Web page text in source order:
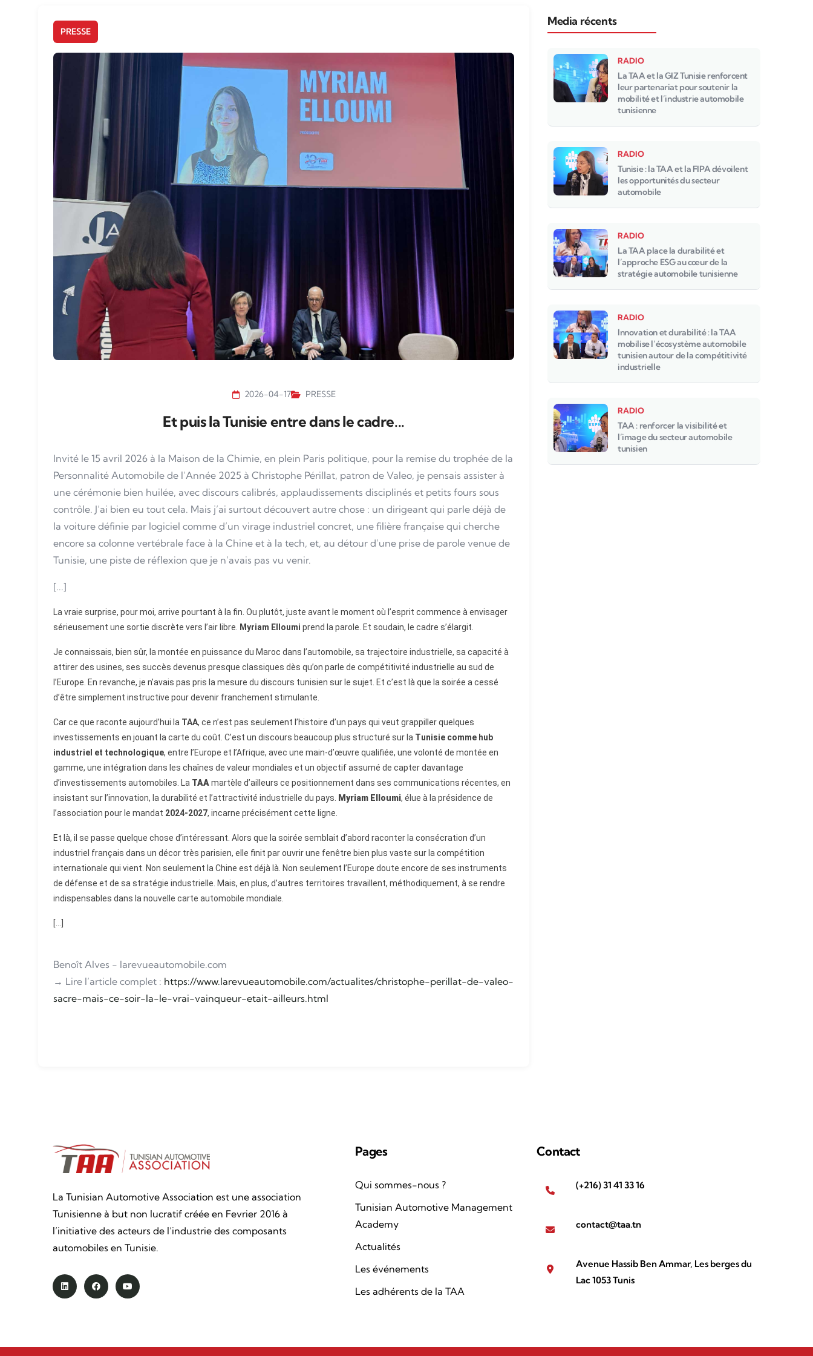
PRESSE
2026-04-17 PRESSE
Et puis la Tunisie entre dans le cadre...
Invité le 15 avril 2026 à la Maison de la Chimie, en plein Paris politique, pour la remise du trophée de la
Personnalité Automobile de l’Année 2025 à Christophe Périllat, patron de Valeo, je pensais assister à
une cérémonie bien huilée, avec discours calibrés, applaudissements disciplinés et petits fours sous
contrôle. J’ai bien eu tout cela. Mais j’ai surtout découvert autre chose : un dirigeant qui parle déjà de
la voiture définie par logiciel comme d’un virage industriel concret, une filière française qui cherche
encore sa colonne vertébrale face à la Chine et à la tech, et, au détour d’une prise de parole venue de
Tunisie, une piste de réflexion que je n’avais pas vu venir.
[...]
La vraie surprise, pour moi, arrive pourtant à la fin. Ou plutôt, juste avant le moment où l’esprit commence à envisager
sérieusement une sortie discrète vers l’air libre.
Myriam Elloumi prend la parole. Et soudain, le cadre s’élargit.
Je connaissais, bien sûr, la montée en puissance du Maroc dans l’automobile, sa trajectoire industrielle, sa capacité à
attirer des usines, ses succès devenus presque classiques dès qu’on parle de compétitivité industrielle au sud de
l’Europe. En revanche, je n’avais pas pris la mesure du discours tunisien sur le sujet. Et c’est là que la soirée a cessé
d’être simplement instructive pour devenir franchement stimulante.
Car ce que raconte aujourd’hui la TAA, ce n’est pas seulement l’histoire d’un pays qui veut grappiller quelques
investissements en jouant la carte du coût. C’est un discours beaucoup plus structuré sur la Tunisie comme hub
industriel et technologique, entre l’Europe et l’Afrique, avec une main-d’œuvre qualifiée, une volonté de montée en
gamme, une intégration dans les chaînes de valeur mondiales et un objectif assumé de capter davantage
d’investissements automobiles. La TAA martèle d’ailleurs ce positionnement dans ses communications récentes, en
insistant sur l’innovation, la durabilité et l’attractivité industrielle du pays.
Myriam Elloumi, élue à la présidence de
l’association pour le mandat 2024-2027, incarne précisément cette ligne.
Et là, il se passe quelque chose d’intéressant. Alors que la soirée semblait d’abord raconter la consécration d’un
industriel français dans un décor très parisien, elle finit par ouvrir une fenêtre bien plus vaste sur la compétition
internationale qui vient. Non seulement la Chine est déjà là. Non seulement l’Europe doute encore de ses instruments
de défense et de sa stratégie industrielle. Mais, en plus, d’autres territoires travaillent, méthodiquement, à se rendre
indispensables dans la nouvelle carte automobile mondiale.
[...]
Benoît Alves - larevueautomobile.com
→ Lire l’article complet : https://www.larevueautomobile.com/actualites/christophe-perillat-de-valeo-
sacre-mais-ce-soir-la-le-vrai-vainqueur-etait-ailleurs.html
Media récents
RADIO
La TAA et la GIZ Tunisie renforcent
leur partenariat pour soutenir la
mobilité et l’industrie automobile
tunisienne
RADIO
Tunisie : la TAA et la FIPA dévoilent
les opportunités du secteur
automobile
RADIO
La TAA place la durabilité et
l’approche ESG au cœur de la
stratégie automobile tunisienne
RADIO
Innovation et durabilité : la TAA
mobilise l’écosystème automobile
tunisien autour de la compétitivité
industrielle
RADIO
TAA : renforcer la visibilité et
l’image du secteur automobile
tunisien
La Tunisian Automotive Association est une association
Tunisienne à but non lucratif créée en Fevrier 2016 à
l’initiative des acteurs de l’industrie des composants
automobiles en Tunisie.
Pages
Qui sommes-nous ?
Tunisian Automotive Management
Academy
Actualités
Les événements
Les adhérents de la TAA
Contact
(+216) 31 41 33 16
contact@taa.tn
Avenue Hassib Ben Ammar, Les berges du
Lac 1053 Tunis